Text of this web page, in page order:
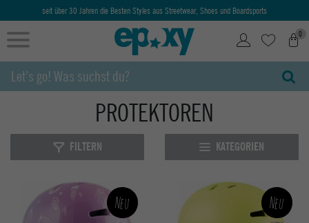
seit über 30 Jahren die Besten Styles aus Streetwear, Shoes und Boardsports
0
PROTEKTOREN
FILTERN KATEGORIEN
Neu Neu